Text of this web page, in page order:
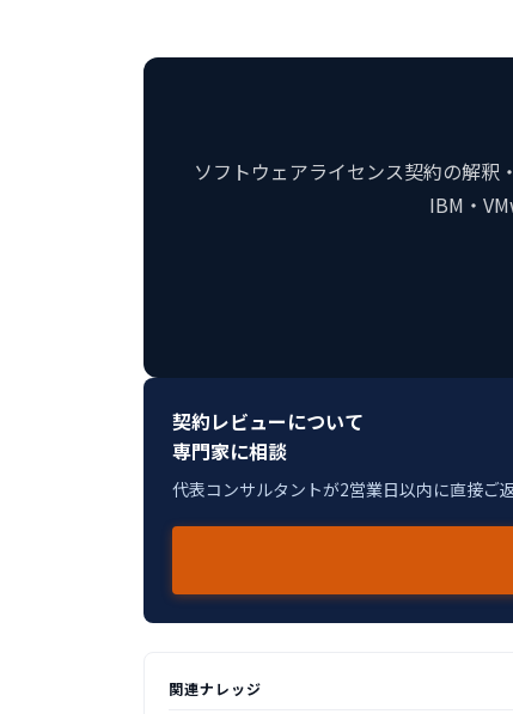
ソフトウェアライセンス契約の解釈
IBM・
契約レビューについて
専門家に相談
代表コンサルタントが2営業日以内に直接ご
関連ナレッジ